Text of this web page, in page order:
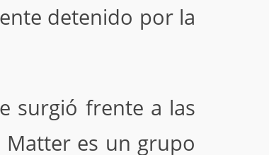
detenido por la
surgió frente a las
Matter es un grupo